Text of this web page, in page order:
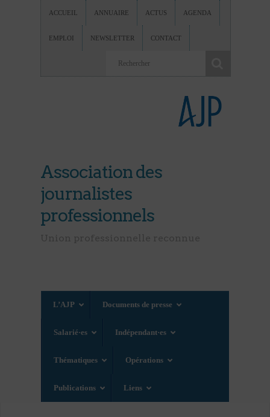
ACCUEIL ANNUAIRE ACTUS AGENDA
EMPLOI NEWSLETTER CONTACT
Association des
journalistes
professionnels
L’AJP Documents de presse
Salarié·es Indépendant·es
Thématiques Opérations
Publications Liens